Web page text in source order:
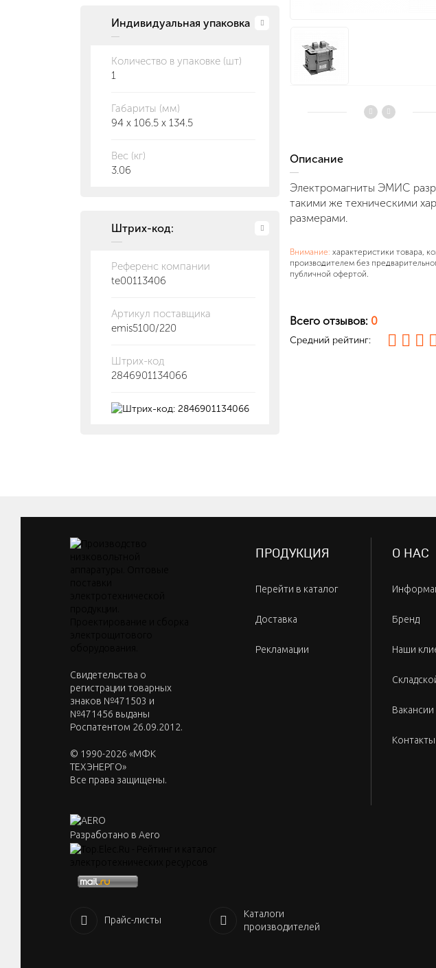
Индивидуальная упаковка
Количество в упаковке (шт)
1
Габариты (мм)
94 x 106.5 x 134.5
Вес (кг)
3.06
Штрих-код:
Референс компании
te00113406
Артикул поставщика
emis5100/220
Штрих-код
2846901134066
Описание
Электромагниты ЭМИС
такими же техническими
размерами.
Внимание: характеристики товара,
производителем без
публичной офертой.
Всего отзывов: 0
Средний рейтинг:
Cвидетельства о
регистрации товарных
знаков №471503 и
№471456 выданы
Роспатентом 26.09.2012.
© 1990-2026 «МФК
ТЕХЭНЕРГО»
Все права защищены.
Разработано в Aero
ПРОДУКЦИЯ
Перейти в каталог
Доставка
Рекламации
О НАС
Бренд
Наши
Вакансии
Контакты
Прайс-листы
Каталоги
производителей